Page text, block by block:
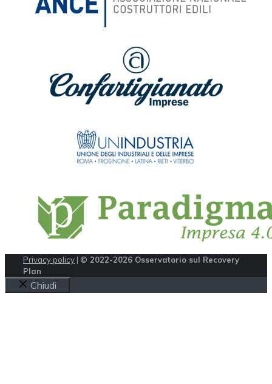
Privacy policy | © 2022-2026 Osservatorio sul Recovery
Plan
Chiudi